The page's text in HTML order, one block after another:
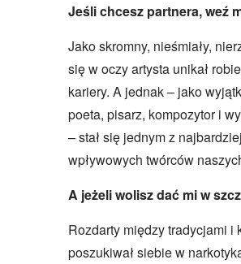
Jeśli chcesz partnera, weź
Jako skromny, nieśmiały,
się w oczy artysta unikał
kariery. A jednak – jako
poeta, pisarz, kompozytor i
– stał się jednym z najbardziej
wpływowych twórców
A jeżeli wolisz dać mi w
Rozdarty między tradycjami i
poszukiwał siebie w